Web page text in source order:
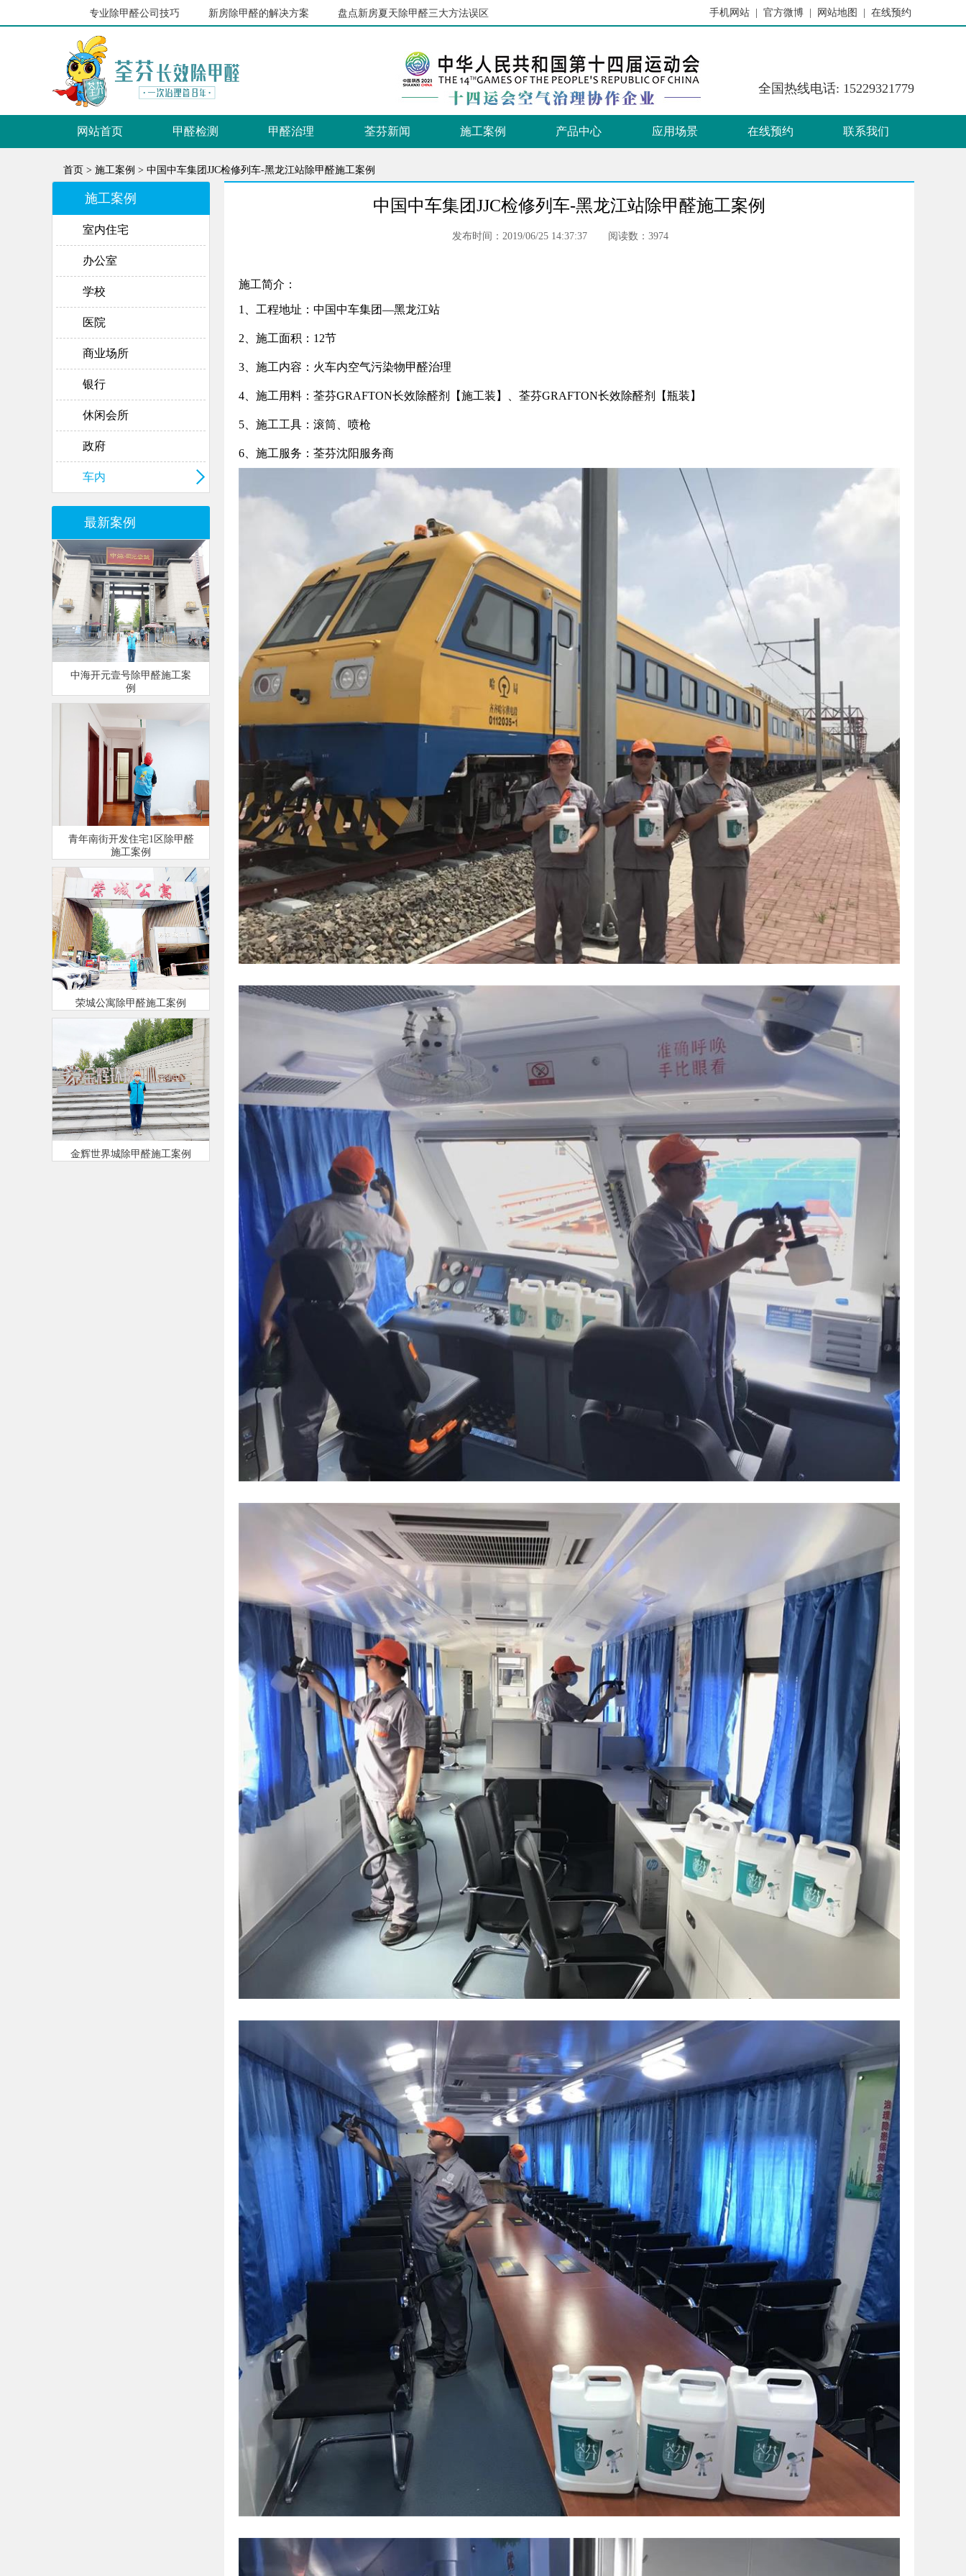
选择专业除甲醛公司技巧 新房除甲醛的解决方案 盘点新房夏天除甲醛三大方法误区 新GB50325-2020标准解读 2021年荃芬春节放假通知 荃芬的除甲醛原理是什么 选择专业除
手机网站 | 官方微博 | 网站地图 | 在线预约
全国热线电话: 15229321779
网站首页 甲醛检测 甲醛治理 荃芬新闻 施工案例 产品中心 应用场景 在线预约 联系我们
首页 > 施工案例 > 中国中车集团JJC检修列车-黑龙江站除甲醛施工案例
施工案例
室内住宅
办公室
学校
医院
商业场所
银行
休闲会所
政府
车内
最新案例
中海开元壹号除甲醛施工案
例
青年南街开发住宅1区除甲醛
施工案例
荣城公寓除甲醛施工案例
金辉世界城除甲醛施工案例
中国中车集团JJC检修列车-黑龙江站除甲醛施工案例
发布时间：2019/06/25 14:37:37 阅读数：3974
施工简介：
1、工程地址： 中国中车集团—黑龙江站
2、施工面积：12节
3、施工内容：火车内空气污染物甲醛治理
4、施工用料：荃芬GRAFTON长效除醛剂【施工装】、荃芬GRAFTON长效除醛剂【瓶装】
5、施工工具：滚筒、喷枪
6、施工服务：荃芬沈阳服务商